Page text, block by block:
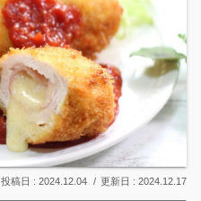
2024.12.04 2024.12.17